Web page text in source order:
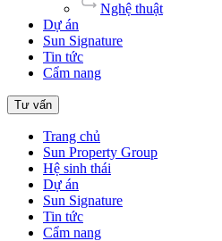
Nghệ thuật
Dự án
Sun Signature
Tin tức
Cẩm nang
Tư vấn
Trang chủ
Sun Property Group
Hệ sinh thái
Dự án
Sun Signature
Tin tức
Cẩm nang